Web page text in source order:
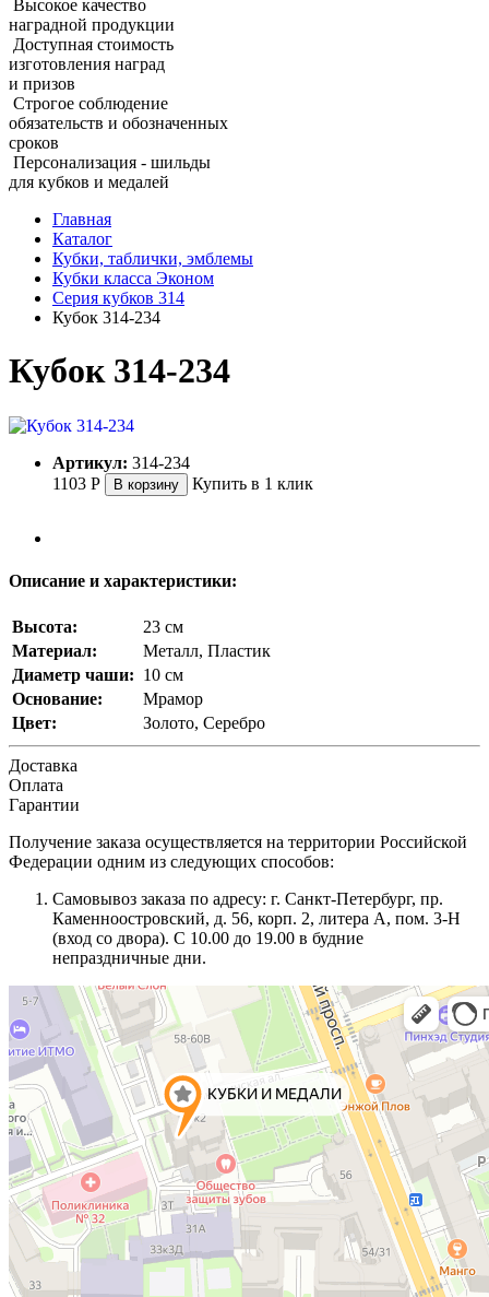
Высокое качество
наградной продукции
Доступная стоимость
изготовления наград
и призов
Строгое соблюдение
обязательств и обозначенных
сроков
Персонализация - шильды
для кубков и медалей
Главная
Каталог
Кубки, таблички, эмблемы
Кубки класса Эконом
Серия кубков 314
Кубок 314‑234
Кубок 314‑234
Артикул: 314-234
1103 Р В корзину Купить в 1 клик
Описание и характеристики:
Высота:
23 см
Материал:
Металл, Пластик
Диаметр чаши: 10 см
Основание:
Мрамор
Цвет:
Золото, Серебро
Доставка
Оплата
Гарантии
Получение заказа осуществляется на территории Российской
Федерации одним из следующих способов:
Самовывоз заказа по адресу: г. Санкт-Петербург, пр.
Каменноостровский, д. 56, корп. 2, литера А, пом. 3-Н
(вход со двора). С 10.00 до 19.00 в будние
непраздничные дни.